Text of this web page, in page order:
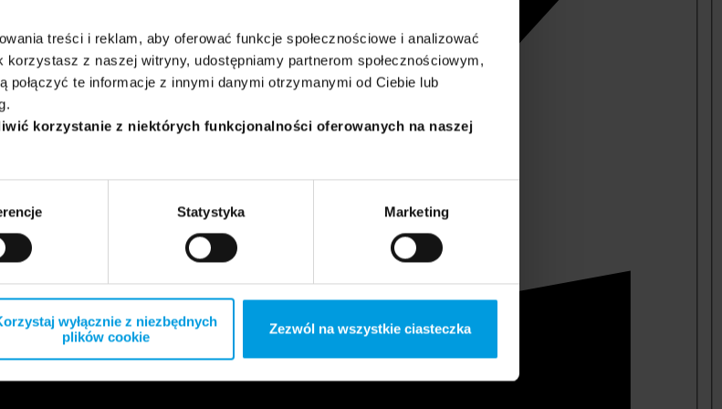
treści i reklam, aby oferować funkcje społecznościowe i analizować
z naszej witryny, udostępniamy partnerom społecznościowym,
te informacje z innymi danymi otrzymanymi od Ciebie lub
korzystanie z niektórych funkcjonalności oferowanych na naszej
Statystyka Marketing
wyłącznie z niezbędnych
plików cookie
Zezwól na wszystkie ciasteczka